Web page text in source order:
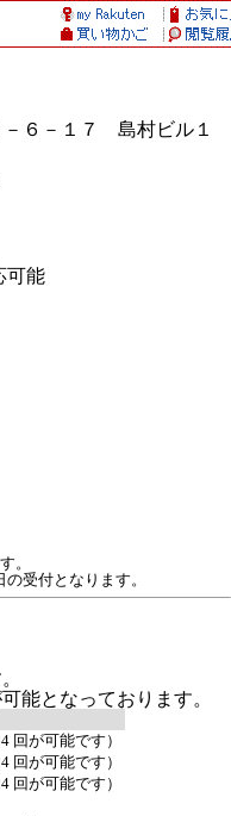
－６－１７ 島村ビル１
可能
。
受付となります。
能となっております。
回が可能です）
回が可能です）
回が可能です）